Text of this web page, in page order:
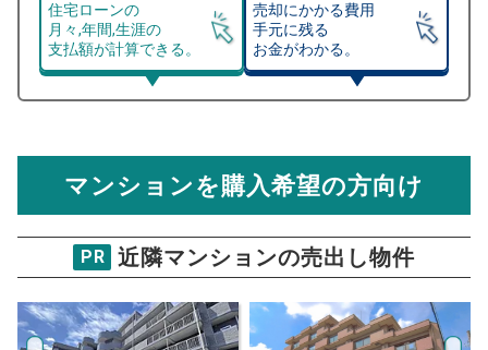
住宅ローンの
月々,年間,生涯の
支払額が計算できる。
売却にかかる費用
手元に残る
お金がわかる。
総支払額シミュレーション
計算できます。
物件価格
万円
ご希望の
返済期間
年
マンション売却シミュレーター
から売却にかかる諸経費が自動で算出され、手元に残る
金額がわかります。
クリオふじみ野パークフロント
試算条件 71㎡・3階
マンションを購入希望の方向け
PR 近隣マンションの売出し物件